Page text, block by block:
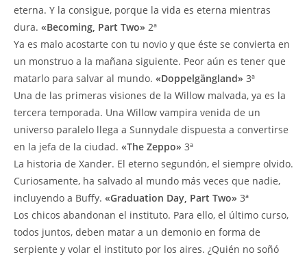
eterna. Y la consigue, porque la vida es eterna mientras
dura. «Becoming, Part Two» 2ª
Ya es malo acostarte con tu novio y que éste se convierta en
un monstruo a la mañana siguiente. Peor aún es tener que
matarlo para salvar al mundo. «Doppelgängland» 3ª
Una de las primeras visiones de la Willow malvada, ya es la
tercera temporada. Una Willow vampira venida de un
universo paralelo llega a Sunnydale dispuesta a convertirse
en la jefa de la ciudad. «The Zeppo» 3ª
La historia de Xander. El eterno segundón, el siempre olvido.
Curiosamente, ha salvado al mundo más veces que nadie,
incluyendo a Buffy. «Graduation Day, Part Two» 3ª
Los chicos abandonan el instituto. Para ello, el último curso,
todos juntos, deben matar a un demonio en forma de
serpiente y volar el instituto por los aires. ¿Quién no soñó